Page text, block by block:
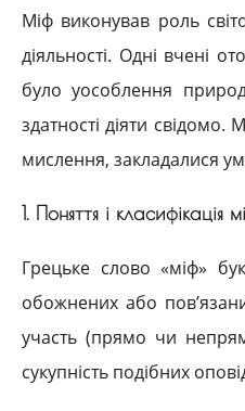
Міф виконував роль
діяльності. Одні вчені
було уособлення
здатності діяти свідомо.
мислення, закладалися
1. Поняття і класифікація
Грецьке слово «міф»
обожнених або
участь (прямо чи
сукупність подібних